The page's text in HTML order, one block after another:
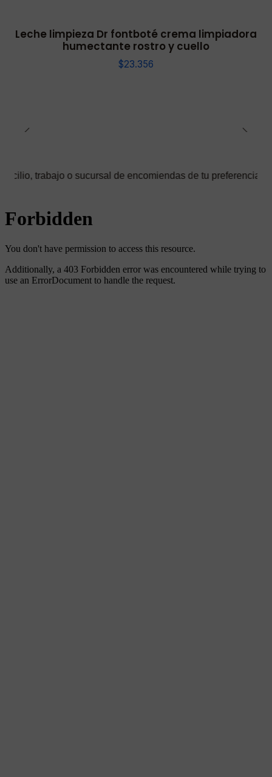
Leche limpieza Dr fontboté crema limpiadora
humectante rostro y cuello
$23.356
sucursal de encomiendas de tu preferencia ✅ Podrás